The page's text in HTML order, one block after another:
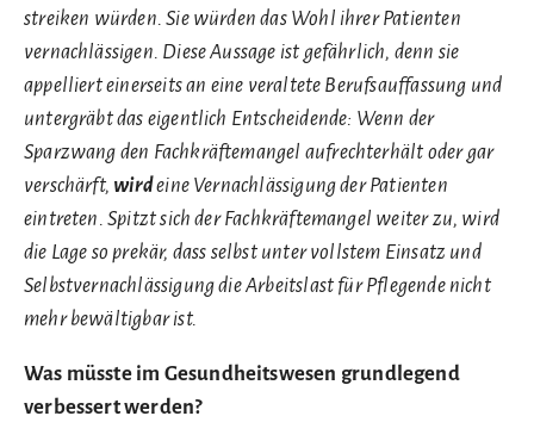
streiken würden. Sie würden das Wohl ihrer Patienten
vernachlässigen. Diese Aussage ist gefährlich, denn sie
appelliert einerseits an eine veraltete Berufsauffassung und
untergräbt das eigentlich Entscheidende: Wenn der
Sparzwang den Fachkräftemangel aufrechterhält oder gar
verschärft, wirdeine Vernachlässigung der Patienten
eintreten. Spitzt sich der Fachkräftemangel weiter zu, wird
die Lage so prekär, dass selbst unter vollstem Einsatz und
Selbstvernachlässigung die Arbeitslast für Pflegende nicht
mehr bewältigbar ist.
Was müsste im Gesundheitswesen grundlegend
verbessert werden?